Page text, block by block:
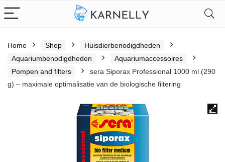
Home Shop
Huisdierbenodigdheden
Aquariumbenodigdheden
Aquariumaccessoires
Pompen and filters
sera Siporax Professional 1000 ml (290
g) – maximale optimalisatie van de biologische filtering